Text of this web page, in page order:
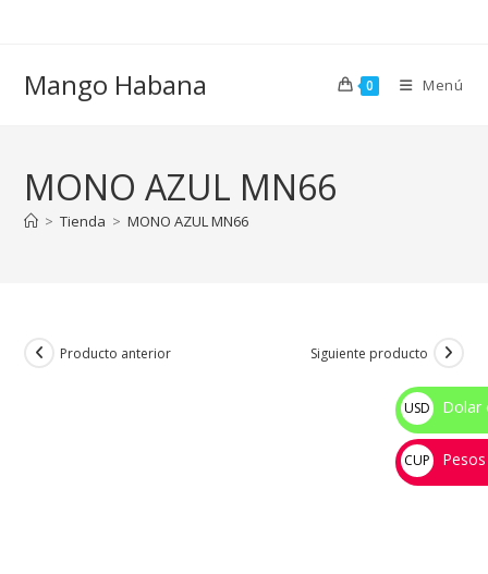
Mango Habana 0 Menú
MONO AZUL MN66
> Tienda > MONO AZUL MN66
Producto anterior Siguiente producto
USD
$
Dolar
CUP
💰
Pesos